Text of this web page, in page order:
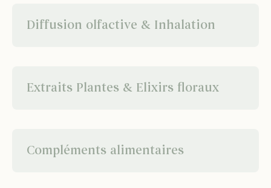
Diffusion olfactive & Inhalation
Extraits Plantes & Elixirs floraux
Compléments alimentaires